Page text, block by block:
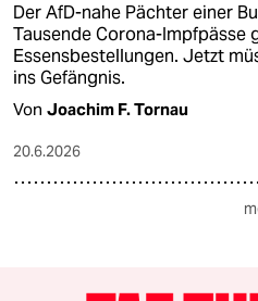
Der AfD-nahe Pächter einer
Tausende Corona-Impfpässe
Essensbestellungen. Jetzt
ins Gefängnis.
Von Joachim F. Tornau
20.6.2026